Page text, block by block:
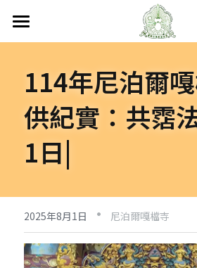
首頁
關於嘎檔
認識嘎檔
傳承祖師
嘎檔修行
嘎檔經藏
阿帝夏大尊者及嘎檔四天
十六圓點
弘法日誌
非洲
越南
法會活動
弘法活動
人文關懷
關懷流浪動物
聯絡嘎檔
114年尼泊爾
供紀實：共霑
1日|
2025年8月1日 · 尼泊爾嘎檔寺